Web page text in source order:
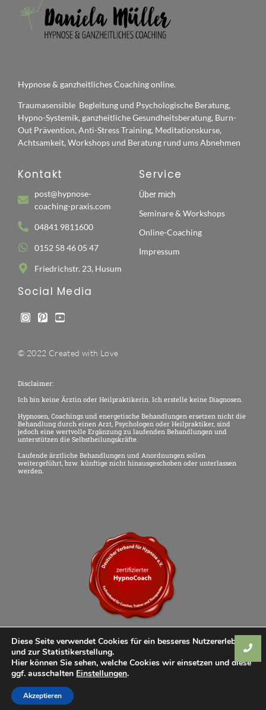
Hypnose & ganzheitliches Coaching online.
Traumasensible Begleitung und Psychologische Beratung,
Hypno-Systemik, ganzheitliche Gesundheitsberatung, Burn-
Out Prävention, Anti-Stress Training, Meditationskurse,
Achtsamkeit, Workshops und Beratung rund ums Abnehmen
Kontakt
post@hypnose-
coaching-praxis.com
04841 9811600
0152 58 46 05 47
Friedrichstr. 23, Husum
Service
Über mich
Seminare & Workshops
Online-Coaching
Impressum
Social Media
© 2022 Created with Love
Disclaimer:
Ich bin keine Ärztin oder Heilpraktikerin. Ich erstelle keine Diagnosen.
Hypnosen, Coachings und energetische Behandlungen ersetzen nicht die
Behandlung durch einen Arzt, Psychologen oder Heilpraktiker, sind
jedoch eine wertvolle Ergänzung zu laufenden Behandlungen und
unterstützen die Selbstheilungskräfte.
Laufende ärztliche Behandlungen und Anordnungen sollen
weitergeführt, bzw. künftige nicht hinausgeschoben oder unterlassen
werden.
Diese Seite verwendet Cookies für ein besseres Nutzererlebnis
und zur Statistikerstellung.
Hier können Sie sehen, welche Cookies wir einsetzen und diese
ggf. ausschalten Einstellungen.
Akzeptieren